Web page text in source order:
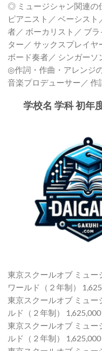
◎ ミュージシャン関連の
ピアニスト／ ベーシス
者／ ボーカリスト／ ブ
ター／ サックスプレイ
ボード奏者／ シンガーソ
◎作詞・作曲・アレンジ
音楽プロデューサー／ 作
学校名 学科 初年
東京スクールオブ ミュ
ワールド（２年制）
東京スクールオブ ミュー
ルド（２年制） 1,625,000
東京スクールオブ ミュー
ルド（２年制） 1,625,000